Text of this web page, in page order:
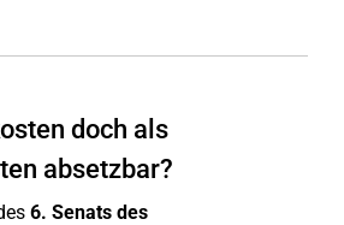
doch als
absetzbar?
6. Senats des